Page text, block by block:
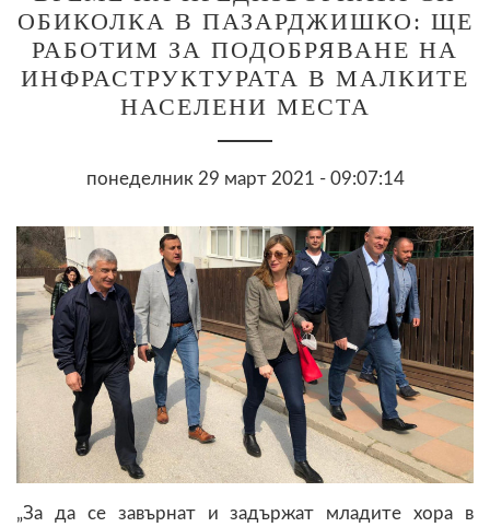
ОБИКОЛКА В ПАЗАРДЖИШКО: ЩЕ
РАБОТИМ ЗА ПОДОБРЯВАНЕ НА
ИНФРАСТРУКТУРАТА В МАЛКИТЕ
НАСЕЛЕНИ МЕСТА
понеделник 29 март 2021 - 09:07:14
„За да се завърнат и задържат младите хора в